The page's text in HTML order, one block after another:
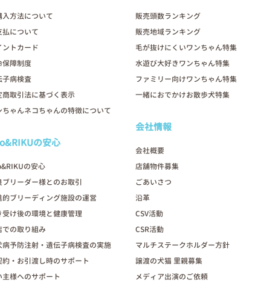
入方法について
払について
ントカード
保障制度
子病検査
商取引法に基づく表示
ちゃんネコちゃんの特徴について
の安心
の安心
ブリーダー様とのお取引
的ブリーディング施設の運営
受け後の環境と健康管理
での取り組み
病予防注射・遺伝子病検査の実施
約・お引渡し時のサポート
主様へのサポート
販売頭数ランキング
販売地域ランキング
毛が抜けにくいワンちゃん特集
水遊び大好きワンちゃん特集
ファミリー向けワンちゃん特集
一緒におでかけお散歩犬特集
会社情報
会社概要
店舗物件募集
ごあいさつ
沿革
CSV活動
CSR活動
マルチステークホルダー方針
譲渡の犬猫 里親募集
メディア出演のご依頼